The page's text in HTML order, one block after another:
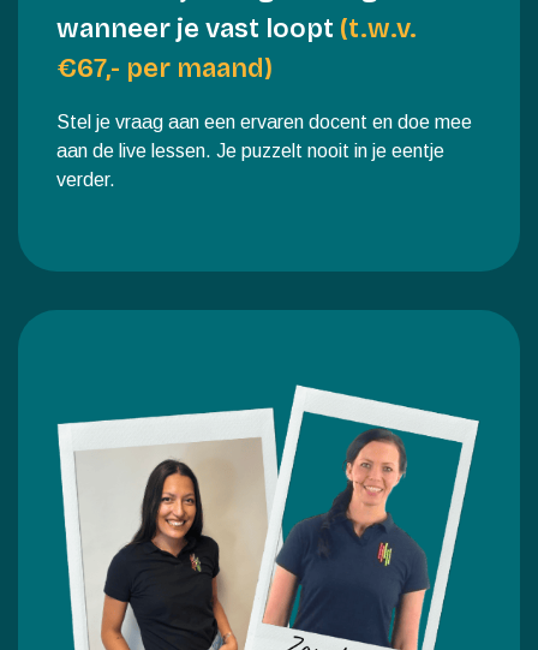
Persoonlijke begeleiding
wanneer je vast loopt
(t.w.v.
€67,- per maand)
Stel je vraag aan een ervaren docent en doe mee
aan de live lessen. Je puzzelt nooit in je eentje
verder.